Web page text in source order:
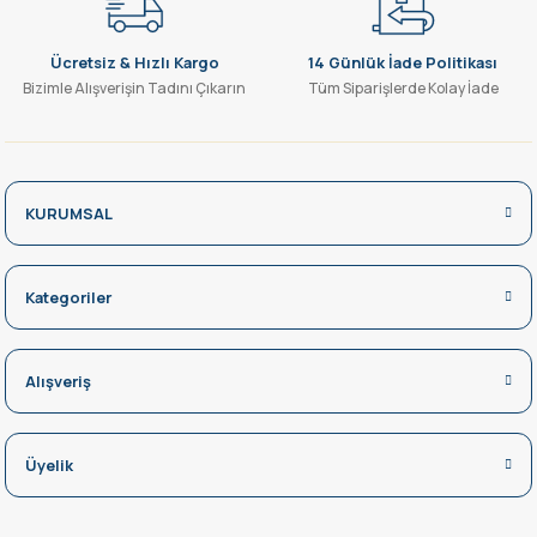
Ücretsiz & Hızlı Kargo
Bizimle Alışverişin Tadını Çıkarın
14 Günlük İade Politikası
Tüm Siparişlerde Kolay İade
KURUMSAL
Kategoriler
Alışveriş
Üyelik